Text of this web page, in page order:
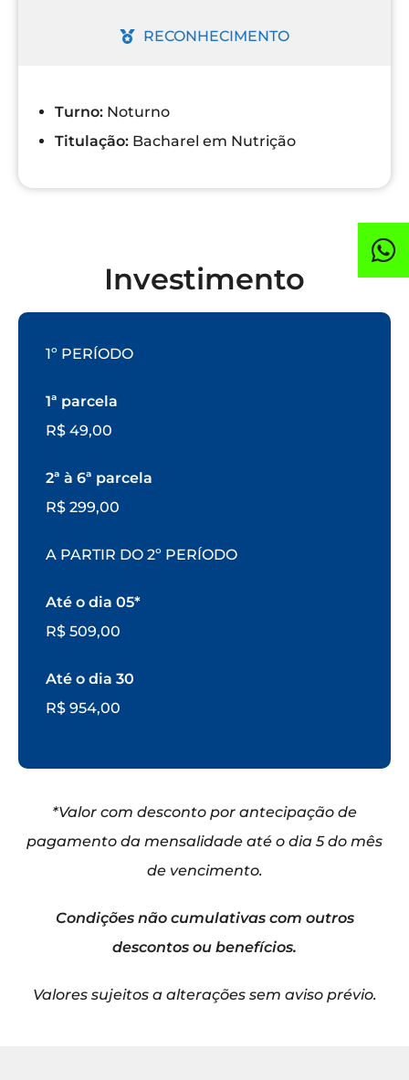
RECONHECIMENTO
Turno: Noturno
Titulação: Bacharel em Nutrição
Investimento
1º PERÍODO
1ª parcela
R$ 49,00
2ª à 6ª parcela
R$ 299,00
A PARTIR DO 2º PERÍODO
Até o dia 05*
R$ 509,00
Até o dia 30
R$ 954,00
*Valor com desconto por antecipação de
pagamento da mensalidade até o dia 5 do mês
de vencimento.
Condições não cumulativas com outros
descontos ou benefícios.
Valores sujeitos a alterações sem aviso prévio.